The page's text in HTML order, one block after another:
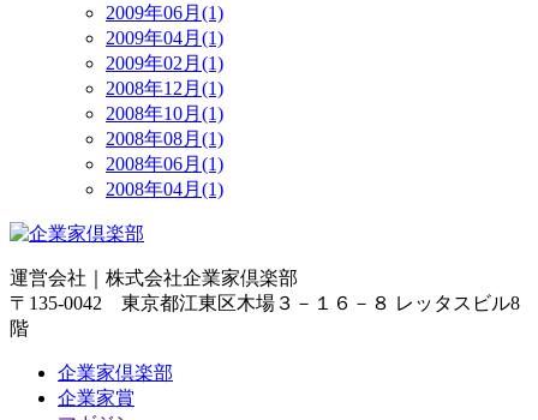
2009年06月(1)
2009年04月(1)
2009年02月(1)
2008年12月(1)
2008年10月(1)
2008年08月(1)
2008年06月(1)
2008年04月(1)
運営会社｜ 株式会社企業家倶楽部
〒135-0042 東京都江東区木場３－１６－８ レッタスビル8
階
企業家倶楽部
企業家賞